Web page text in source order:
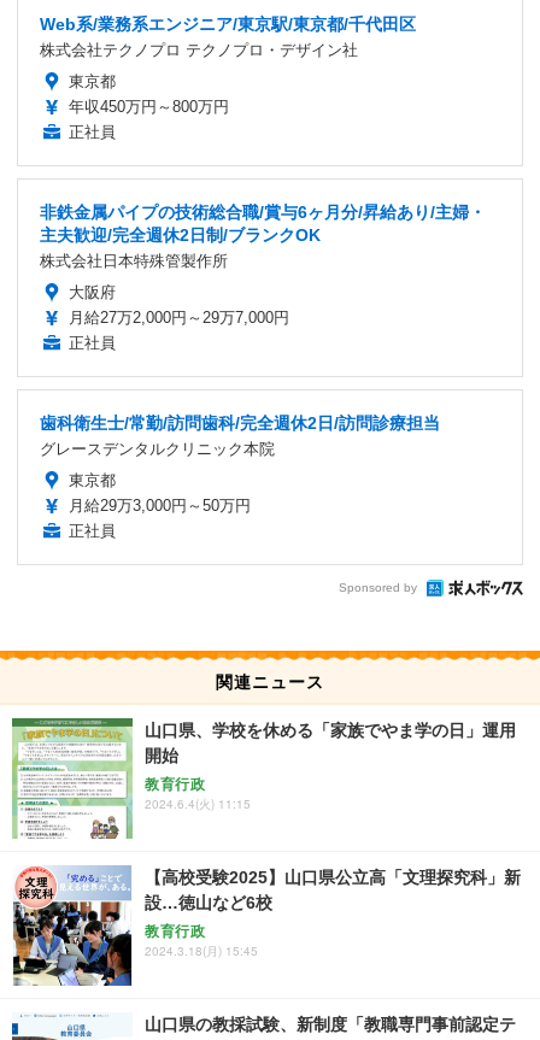
Web系/業務系エンジニア/東京駅/東京都/千代田区
株式会社テクノプロ テクノプロ・デザイン社
東京都
年収450万円～800万円
正社員
非鉄金属パイプの技術総合職/賞与6ヶ月分/昇給あり/主婦・
主夫歓迎/完全週休2日制/ブランクOK
株式会社日本特殊管製作所
大阪府
月給27万2,000円～29万7,000円
正社員
歯科衛生士/常勤/訪問歯科/完全週休2日/訪問診療担当
グレースデンタルクリニック本院
東京都
月給29万3,000円～50万円
正社員
Sponsored by
関連ニュース
山口県、学校を休める「家族でやま学の日」運用
開始
教育行政
2024.6.4(火) 11:15
【高校受験2025】山口県公立高「文理探究科」新
設…徳山など6校
教育行政
2024.3.18(月) 15:45
山口県の教採試験、新制度「教職専門事前認定テ